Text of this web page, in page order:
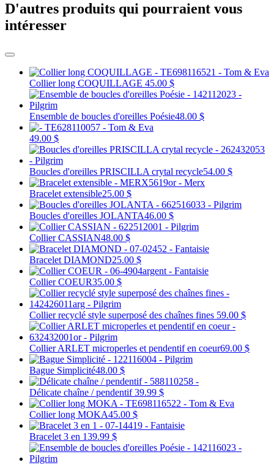
D'autres produits qui pourraient vous
intéresser
Collier long COQUILLAGE 45.00 $
Ensemble de boucles d'oreilles Poésie48.00 $
49.00 $
Boucles d'oreilles PRISCILLA crytal recycle54.00 $
Bracelet extensible25.00 $
Boucles d'oreilles JOLANTA46.00 $
Collier CASSIAN48.00 $
Bracelet DIAMOND25.00 $
Collier COEUR35.00 $
Collier recyclé style superposé des chaînes fines 59.00 $
Collier ARLET microperles et pendentif en coeur69.00 $
Bague Simplicité48.00 $
Délicate chaîne / pendentif39.99 $
Collier long MOKA45.00 $
Bracelet 3 en 139.99 $